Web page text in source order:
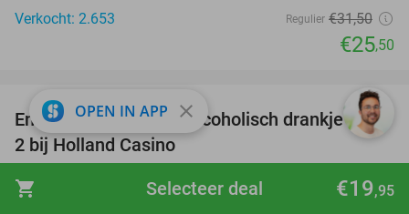
shopping_cart €19,95
Selecteer deal
Verkocht: 2.653
Regulier €31,50
€25,50
52%
Entree + hapje + non-alcoholisch drankje voor
2 bij Holland Casino
Holland Casino 9.6
Rotterdam (+12 locaties)
OPEN IN APP close